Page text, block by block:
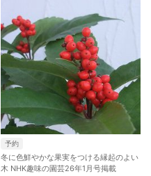
予約
冬に色鮮やかな果実をつける縁起のよい
木 NHK趣味の園芸26年1月号掲載